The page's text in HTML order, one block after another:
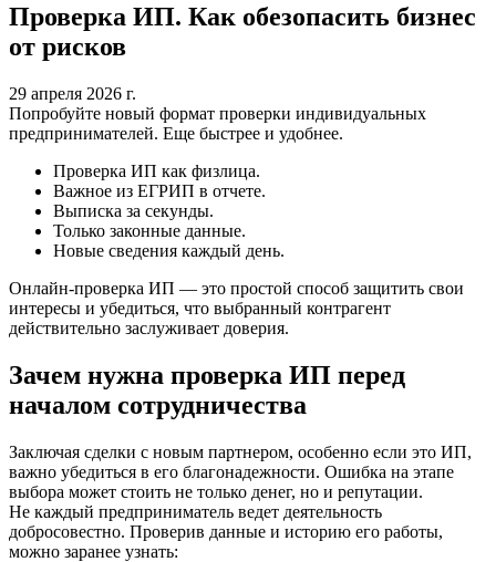
Проверка ИП. Как обезопасить бизнес
от рисков
29 апреля 2026 г.
Попробуйте новый формат проверки индивидуальных
предпринимателей. Еще быстрее и удобнее.
Проверка ИП как физлица.
Важное из ЕГРИП в отчете.
Выписка за секунды.
Только законные данные.
Новые сведения каждый день.
Онлайн-проверка ИП — это простой способ защитить свои
интересы и убедиться, что выбранный контрагент
действительно заслуживает доверия.
Зачем нужна проверка ИП перед
началом сотрудничества
Заключая сделки с новым партнером, особенно если это ИП,
важно убедиться в его благонадежности. Ошибка на этапе
выбора может стоить не только денег, но и репутации.
Не каждый предприниматель ведет деятельность
добросовестно. Проверив данные и историю его работы,
можно заранее узнать: